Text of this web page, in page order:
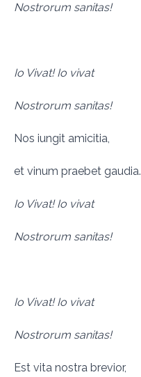
Nostrorum sanitas!
Io Vivat! Io vivat
Nostrorum sanitas!
Nos iungit amicitia,
et vinum praebet gaudia.
Io Vivat! Io vivat
Nostrorum sanitas!
Io Vivat! Io vivat
Nostrorum sanitas!
Est vita nostra brevior,